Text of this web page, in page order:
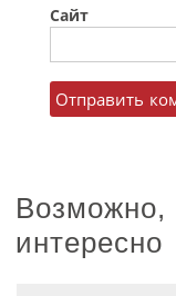
Сайт
Возможно,
интересно